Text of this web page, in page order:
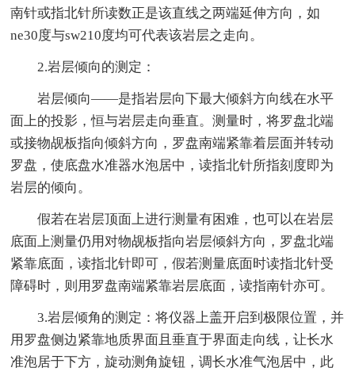
南针或指北针所读数正是该直线之两端延伸方向，如
ne30度与sw210度均可代表该岩层之走向。
2.岩层倾向的测定：
岩层倾向——是指岩层向下最大倾斜方向线在水平
面上的投影，恒与岩层走向垂直。测量时，将罗盘北端
或接物觇板指向倾斜方向，罗盘南端紧靠着层面并转动
罗盘，使底盘水准器水泡居中，读指北针所指刻度即为
岩层的倾向。
假若在岩层顶面上进行测量有困难，也可以在岩层
底面上测量仍用对物觇板指向岩层倾斜方向，罗盘北端
紧靠底面，读指北针即可，假若测量底面时读指北针受
障碍时，则用罗盘南端紧靠岩层底面，读指南针亦可。
3.岩层倾角的测定：将仪器上盖开启到极限位置，并
用罗盘侧边紧靠地质界面且垂直于界面走向线，让长水
准泡居于下方，旋动测角旋钮，调长水准气泡居中，此